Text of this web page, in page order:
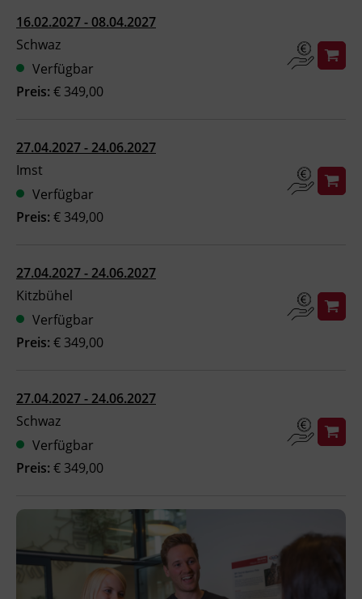
16.02.2027 - 08.04.2027
Schwaz
Verfügbar
Preis: € 349,00
27.04.2027 - 24.06.2027
Imst
Verfügbar
Preis: € 349,00
27.04.2027 - 24.06.2027
Kitzbühel
Verfügbar
Preis: € 349,00
27.04.2027 - 24.06.2027
Schwaz
Verfügbar
Preis: € 349,00